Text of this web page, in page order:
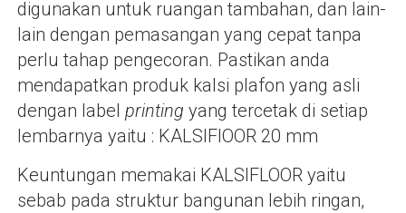
digunakan untuk ruangan tambahan, dan lain-
lain dengan pemasangan yang cepat tanpa
perlu tahap pengecoran. Pastikan anda
mendapatkan produk kalsi plafon yang asli
dengan label printing yang tercetak di setiap
lembarnya yaitu : KALSIFlOOR 20 mm
Keuntungan memakai KALSIFLOOR yaitu
sebab pada struktur bangunan lebih ringan,